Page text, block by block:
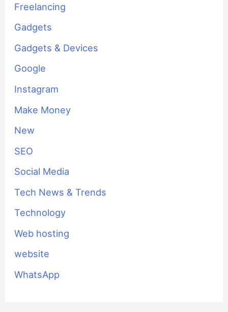
Freelancing
Gadgets
Gadgets & Devices
Google
Instagram
Make Money
New
SEO
Social Media
Tech News & Trends
Technology
Web hosting
website
WhatsApp